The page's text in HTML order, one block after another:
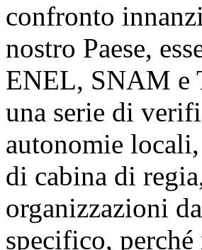
confronto
nostro Paese,
ENEL, SNAM e
una serie di
autonomie
di cabina di
organizzazioni
specifico,